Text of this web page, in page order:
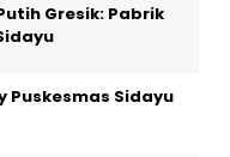
Gresik: Pabrik
Puskesmas Sidayu